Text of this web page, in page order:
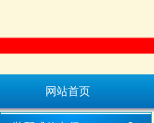
网站首页